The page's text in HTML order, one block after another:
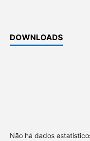
DOWNLOADS
Não há dados